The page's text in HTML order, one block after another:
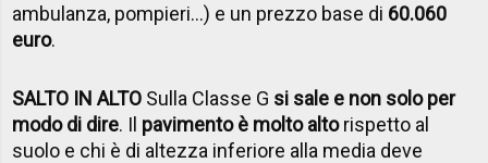
ambulanza, pompieri…) e un prezzo base di 60.060
euro.
SALTO IN ALTO Sulla Classe G si sale e non solo per
modo di dire. Il pavimento è molto altorispetto al
suolo e chi è di altezza inferiore alla media deve